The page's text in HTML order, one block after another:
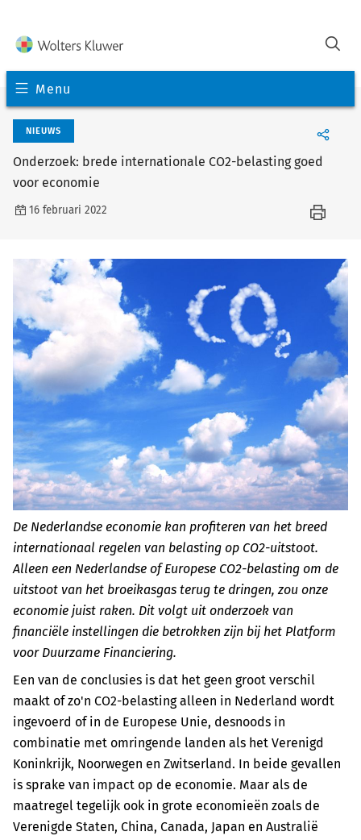
Menu
NIEUWS
Onderzoek: brede internationale CO2-belasting goed
voor economie
16 februari 2022
De Nederlandse economie kan profiteren van het breed
internationaal regelen van belasting op CO2-uitstoot.
Alleen een Nederlandse of Europese CO2-belasting om de
uitstoot van het broeikasgas terug te dringen, zou onze
economie juist raken. Dit volgt uit onderzoek van
financiële instellingen die betrokken zijn bij het Platform
voor Duurzame Financiering.
Een van de conclusies is dat het geen groot verschil
maakt of zo'n CO2-belasting alleen in Nederland wordt
ingevoerd of in de Europese Unie, desnoods in
combinatie met omringende landen als het Verenigd
Koninkrijk, Noorwegen en Zwitserland. In beide gevallen
is sprake van impact op de economie. Maar als de
maatregel tegelijk ook in grote economieën zoals de
Verenigde Staten, China, Canada, Japan en Australië